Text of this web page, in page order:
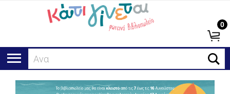
Αναζήτη
0